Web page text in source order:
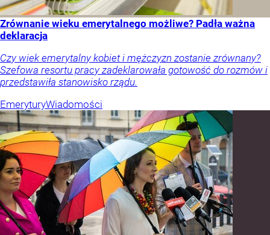
Zrównanie wieku emerytalnego możliwe? Padła ważna
deklaracja
Czy wiek emerytalny kobiet i mężczyzn zostanie zrównany?
Szefowa resortu pracy zadeklarowała gotowość do rozmów i
przedstawiła stanowisko rządu.
EmeryturyWiadomości